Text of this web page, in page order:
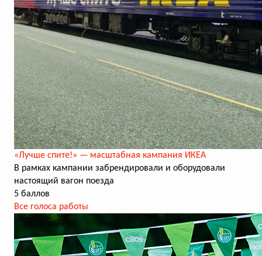
«Лучше спите!» — масштабная кампания ИКЕА
В рамках кампании забрендировали и оборудовали
настоящий вагон поезда
5 баллов
Все голоса работы